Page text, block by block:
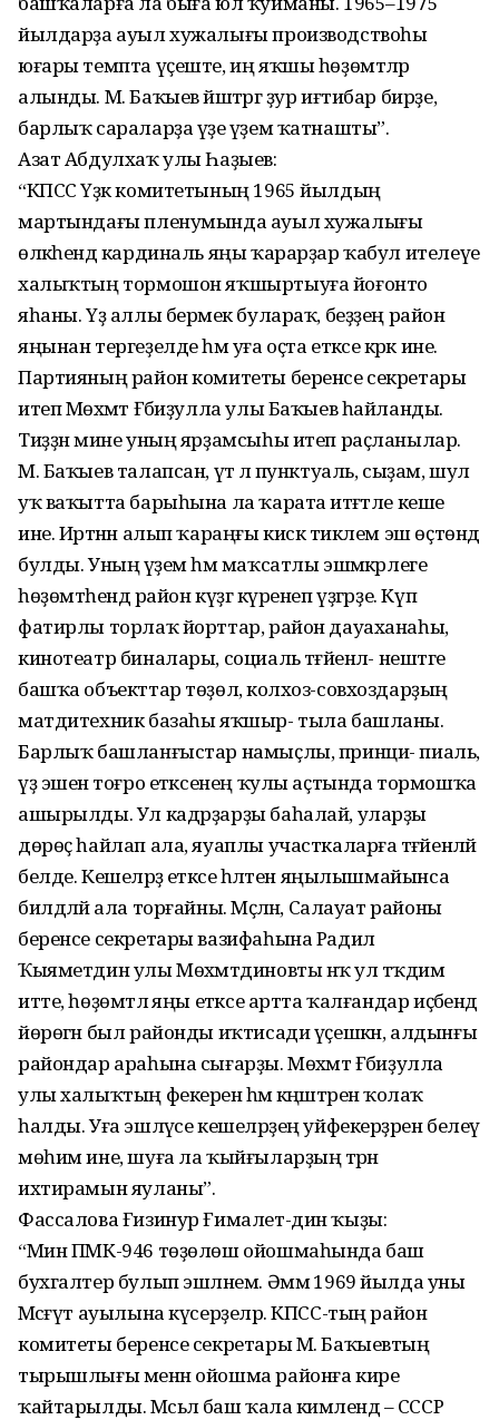
йылдарҙа ауыл хужалығы производствоһы
юғары темпта үҫеште, иң яҡшы һөҙөмтәләр
алынды. М. Баҡыев йәштәргә ҙур иғтибар бирҙе,
барлыҡ сараларҙа үҙе әүҙем ҡатнашты”.
Азат Абдулхаҡ улы Һаҙыев:
“КПСС Үҙәк комитетының 1965 йылдың
мартындағы пленумында ауыл хужалығы
өлкәһендә кардиналь яңы ҡарарҙар ҡабул ителеүе
халыҡтың тормошон яҡшыртыуға йоғонто
яһаны. Үҙ аллы берәмек булараҡ, беҙҙең район
яңынан тергеҙелде һәм уға оҫта етәксе кәрәк ине.
Партияның район комитеты беренсе секретары
итеп Мөхәмәт Ғәбиҙулла улы Баҡыев һайланды.
Тиҙҙән мине уның ярҙамсыһы итеп раҫланылар.
М. Баҡыев талапсан, үтә лә пунктуаль, сыҙам, шул
уҡ ваҡытта барыһына ла ҡарата итәғәтле кеше
ине. Иртәнән алып ҡараңғы кискә тиклем эш өҫтөндә
булды. Уның әүҙем һәм маҡсатлы эшмәкәрлеге
һөҙөмтәһендә район күҙгә күренеп үҙгәрҙе. Күп
фатирлы торлаҡ йорттар, район дауаханаһы,
кинотеатр биналары, социаль тәғәйенлә- нештәге
башҡа объекттар төҙөлә, колхоз-совхоздарҙың
матдитехник базаһы яҡшыр- тыла башланы.
Барлыҡ башланғыстар намыҫлы, принци- пиаль,
үҙ эшенә тоғро етәксенең ҡулы аҫтында тормошҡа
ашырылды. Ул кадрҙарҙы баһалай, уларҙы
дөрөҫ һайлап ала, яуаплы участкаларға тәғәйенләй
белде. Кешеләрҙә етәксе һәләтен яңылышмайынса
билдәләй ала торғайны. Мәҫәлән, Салауат районы
беренсе секретары вазифаһына Радил
Ҡыяметдин улы Мөхәмәтдиновты нәҡ ул тәҡдим
итте, һөҙөмтәлә яңы етәксе артта ҡалғандар иҫәбендә
йөрөгән был районды иҡтисади үҫешкән, алдынғы
райондар араһына сығарҙы. Мөхәмәт Ғәбиҙулла
улы халыҡтың фекеренә һәм кәңәштәренә ҡолаҡ
һалды. Уға эшләүсе кешеләрҙең уйфекерҙәрен белеү
мөһим ине, шуға ла ҡыйғыларҙың тәрән
ихтирамын яуланы”.
Фассалова Ғизинур Ғималет-дин ҡыҙы:
“Мин ПМК-946 төҙөлөш ойошмаһында баш
бухгалтер булып эшләнем. Әммә 1969 йылда уны
Мәсәғүт ауылына күсерҙеләр. КПСС-тың район
комитеты беренсе секретары М. Баҡыевтың
тырышлығы менән ойошма районға кире
ҡайтарылды. Мәсьәлә баш ҡала кимәлендә – СССР